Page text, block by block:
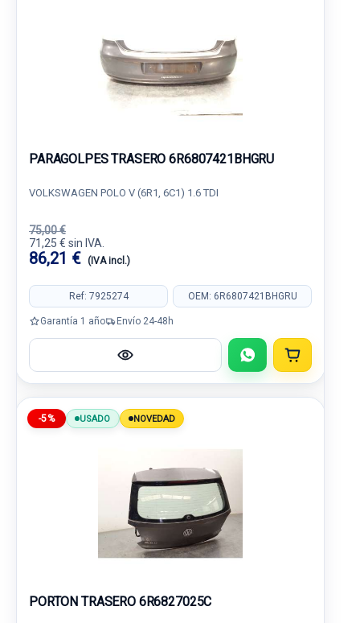
PARAGOLPES TRASERO 6R6807421BHGRU
VOLKSWAGEN POLO V (6R1, 6C1) 1.6 TDI
75,00 €
71,25 € sin IVA.
86,21 € (IVA incl.)
Ref: 7925274 OEM: 6R6807421BHGRU
Garantía 1 año Envío 24-48h
-5% USADO NOVEDAD
PORTON TRASERO 6R6827025C